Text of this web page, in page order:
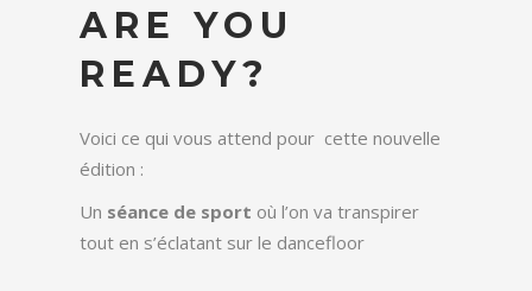
ARE YOU
READY?
Voici ce qui vous attend pour cette nouvelle
édition :
Un séance de sport où l’on va transpirer
tout en s’éclatant sur le dancefloor